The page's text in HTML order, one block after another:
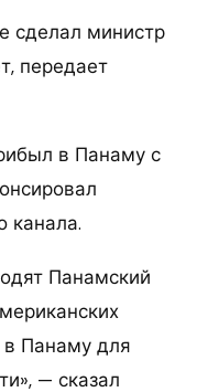
сделал министр
передает
в Панаму с
канала.
Панамский
в Панаму для
— сказал